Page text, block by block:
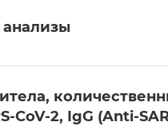
CoV-2, IgG (Anti-